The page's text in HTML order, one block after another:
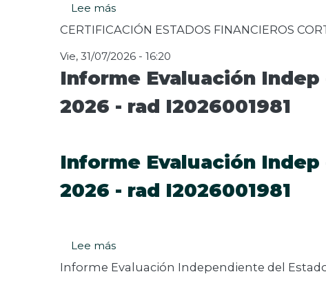
Lee más
CERTIFICACIÓN
ESTADOS
FINANCIEROS
A
2026
CERTIFICACIÓN ESTADOS FINANCIEROS
Vie, 31/07/2026 - 16:20
Informe Evaluación
2026 - rad I2026001981
Informe Evaluación
2026 - rad I2026001981
Lee más
Informe
Evaluación
Informe Evaluación Independiente del